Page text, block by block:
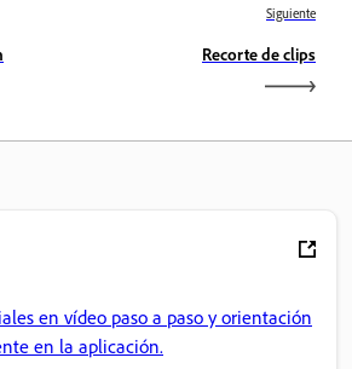
Siguiente
Recorte de clips
en vídeo paso a paso y orientación
en la aplicación.